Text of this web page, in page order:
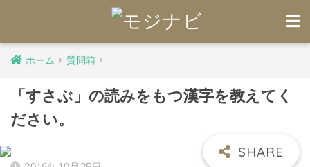
ホーム 質問箱
「すさぶ」の読みをもつ漢字を教えてく
ださい。